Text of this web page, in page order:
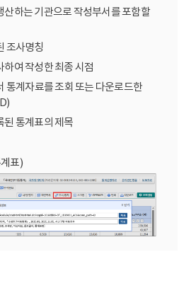
산하는 기관으로 작성부서를 포함할
조사명칭
하여 작성한 최종 시점
통계자료를 조회 또는 다운로드한
된 통계표의 제목
표)